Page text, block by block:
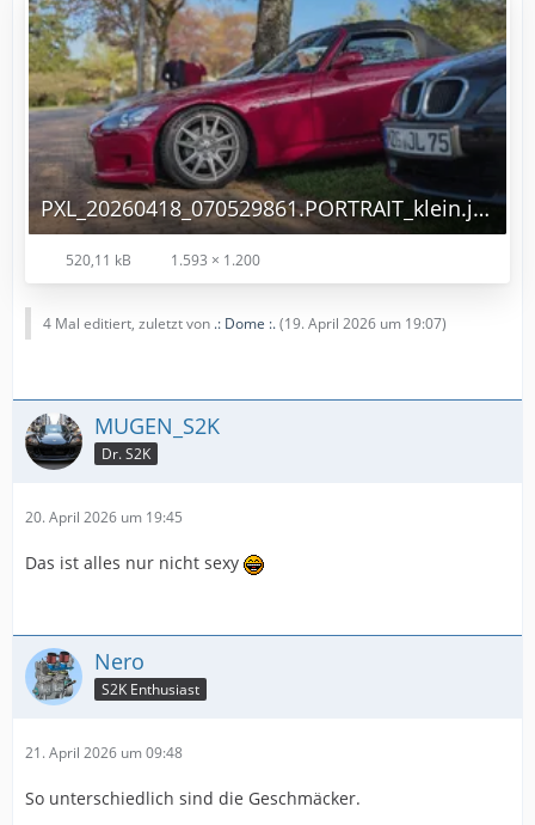
PXL_20260418_070529861.PORTRAIT_klein.jpg
520,11 kB 1.593 × 1.200
4 Mal editiert, zuletzt von .: Dome :.(19. April 2026 um 19:07)
MUGEN_S2K
Dr. S2K
20. April 2026 um 19:45
Das ist alles nur nicht sexy
Nero
S2K Enthusiast
21. April 2026 um 09:48
So unterschiedlich sind die Geschmäcker.